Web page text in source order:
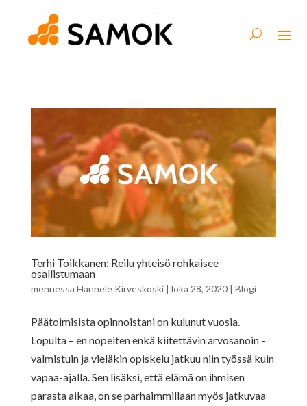
Terhi Toikkanen: Reilu yhteisö rohkaisee
osallistumaan
mennessä Hannele Kirveskoski| loka 28, 2020| Blogi
Päätoimisista opinnoistani on kulunut vuosia.
Lopulta – en nopeiten enkä kiitettävin arvosanoin -
valmistuin ja vieläkin opiskelu jatkuu niin työssä kuin
vapaa-ajalla. Sen lisäksi, että elämä on ihmisen
parasta aikaa, on se parhaimmillaan myös jatkuvaa